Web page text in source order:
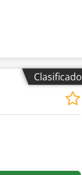
Clasificado